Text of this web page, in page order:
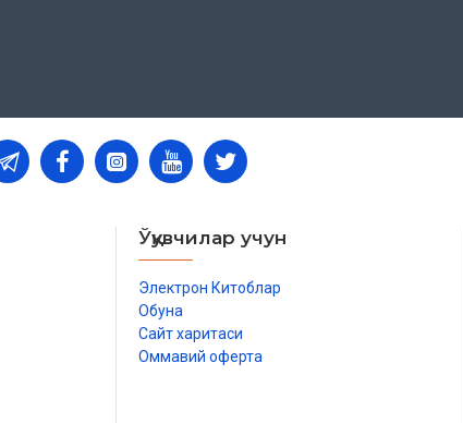
Ўқувчилар учун
Электрон Китоблар
Обуна
Сайт харитаси
Оммавий оферта